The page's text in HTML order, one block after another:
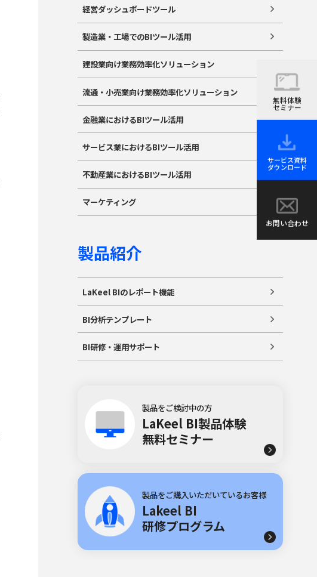
無料体験
セミナー
サービス資料
ダウンロード
お問い合わせ
経営ダッシュボードツール
製造業・工場でのBIツール活用
建設業向け業務効率化ソリューション
流通・小売業向け業務効率化ソリューション
金融業におけるBIツール活用
サービス業におけるBIツール活用
不動産業におけるBIツール活用
マーケティング
製品紹介
LaKeel BIのレポート機能
BI分析テンプレート
BI研修・運用サポート
製品をご検討中の方
LaKeel BI製品体験
無料セミナー
製品をご購入いただいているお客様
Lakeel BI
研修プログラム